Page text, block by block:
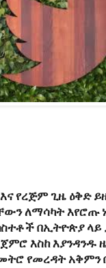
የረጅም ጊዜ ዕቅድ
ለማሳካት
በኢትዮጵያ
እስከ እያንዳንዱ
የመረዳት